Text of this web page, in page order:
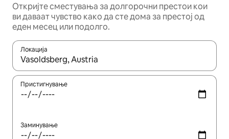
Откријте сместувања за долгорочни престои кои
ви даваат чувство како да сте дома за престој од
еден месец или подолго.
Локација
Кога резултатите се достапни, движете се со копчињата
Пристигнување
Заминување